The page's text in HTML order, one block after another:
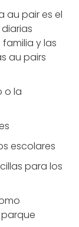
au pair es el
y las
au pairs
o la
escolares
para los